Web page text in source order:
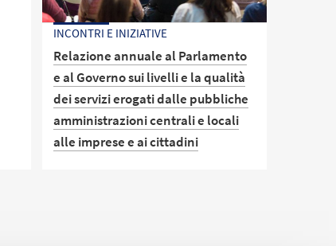
INCONTRI E INIZIATIVE
Relazione annuale al Parlamento
e al Governo sui livelli e la qualità
dei servizi erogati dalle pubbliche
amministrazioni centrali e locali
alle imprese e ai cittadini